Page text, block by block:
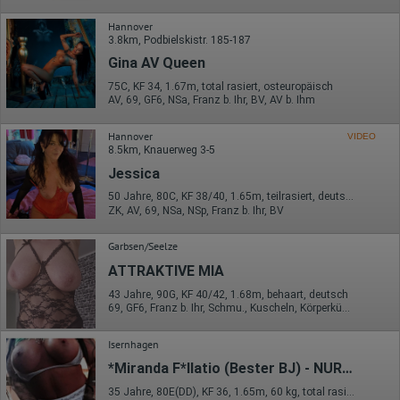
übermittelte IP-Adresse wird nicht mit anderen Daten von Google
zusammengeführt.
Erhobene Informationen zum Besucherverhalten sind folgende:
Herkunft (Land und Stadt)
Sprache
Betriebssystem
Gerät (PC, Tablet-PC oder Smartphone)
Browser und alle verwendeten Add-ons
Auflösung des Computers
Besucherquelle (Facebook, Suchmaschine oder
verweisende Webseite)
Welche Dateien wurden heruntergeladen?
Welche Videos angeschaut?
Wohin ging der Besucher? Klickte er auf weitere Seiten des
Portals oder hat er sie komplett verlassen?
Wie lange blieb der Besucher?
Ort der Verarbeitung:
Europäische Union & USA
Hotjar
Wir nutzen Hotjar als Webanalysedient. Es wird verwendet, um
Daten über das Benutzerverhalten zu sammeln. Hotjar kann
auch im Rahmen von Umfragen und Feedbackfunktionen, die
Hannover
3.8km, Podbielskistr. 185-187
Gina AV Queen
75C, KF 34, 1.67m, total rasiert, osteuropäisch
AV, 69, GF6, NSa, Franz b. Ihr, BV, AV b. Ihm
Hannover VIDEO
8.5km, Knauerweg 3-5
Jessica
50 Jahre, 80C, KF 38/40, 1.65m, teilrasiert, deutsch
ZK, AV, 69, NSa, NSp, Franz b. Ihr, BV
Garbsen/Seelze
ATTRAKTIVE MIA
43 Jahre, 90G, KF 40/42, 1.68m, behaart, deutsch
69, GF6, Franz b. Ihr, Schmu., Kuscheln, Körperküs., DSa, DSp
Isernhagen
*Miranda F*llatio (Bester BJ) - NUR ANRUFE
35 Jahre, 80E(DD), KF 36, 1.65m, 60 kg, total rasiert, deutsch